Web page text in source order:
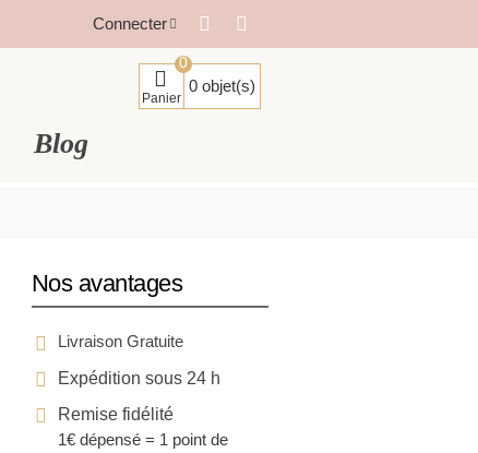
Connecter
Panier
0
0 objet(s)
Blog
Nos avantages
Livraison Gratuite
Expédition sous 24 h
Remise fidélité
1€ dépensé = 1 point de